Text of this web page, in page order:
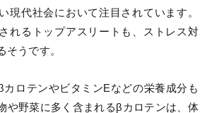
現代社会において注目されています。
れるトップアスリートも、ストレス対
そうです。
ロテンやビタミンEなどの栄養成分も
や野菜に多く含まれるβカロテンは、体